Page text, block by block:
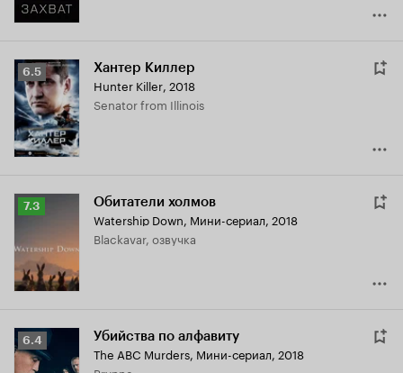
Рейтинг
Кинопоиска
6.5
6.5 Хантер Киллер
Hunter Killer, 2018
Senator from Illinois
Рейтинг
7.3 Обитатели холмов
Watership Down, Мини-сериал, 2018
Blackavar, озвучка
Рейтинг
Кинопоиска
6.4 Убийства по алфавиту
The ABC Murders, Мини-сериал, 2018